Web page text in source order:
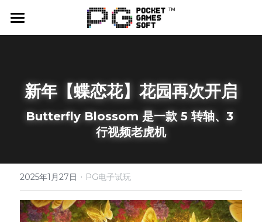
首页
PG爆率计算器
合作平台
最新消息
公司
新年【蝶恋花】花园再次开启
Butterfly Blossom 是一款 5 转轴、3
行视频老虎机
2025年1月27日 · PG电子试玩